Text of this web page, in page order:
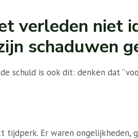
verleden niet
schaduwen
schuld is ook dit: denken dat
tijdperk. Er waren ongelijkheden,